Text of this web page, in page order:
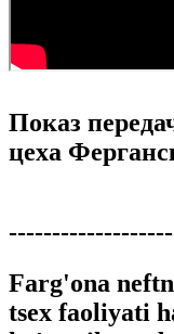
Показ
цеха
Farg'ona
tsex faoliyati